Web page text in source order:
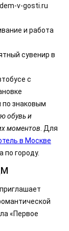
v-gosti.ru
и работа
сувенир в
с
по знаковым
обувь и
моментов . Для
в Москве
по городу.
«Первое